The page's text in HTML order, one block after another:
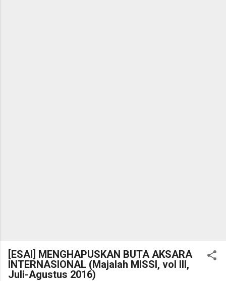
[ESAI] MENGHAPUSKAN BUTA AKSARA
INTERNASIONAL (Majalah MISSI, vol III,
Juli-Agustus 2016)